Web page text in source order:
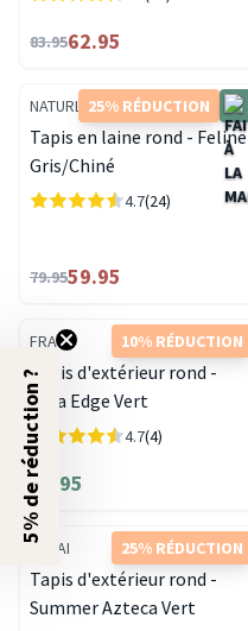
83.9562.95
25% RÉDUCTION
NATURL.
Tapis en laine rond - Feline
Gris/Chiné
4.7(24)
79.9559.95
10% RÉDUCTION
FRAAI
Tapis d'extérieur rond -
Tiga Edge Vert
4.7(4)
44.95
25% RÉDUCTION
FRAAI
Tapis d'extérieur rond -
Summer Azteca Vert
5% de réduction ?